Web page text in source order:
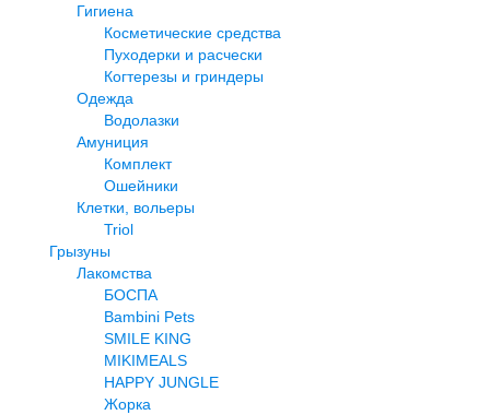
Гигиена
Косметические средства
Пуходерки и расчески
Когтерезы и гриндеры
Одежда
Водолазки
Амуниция
Комплект
Ошейники
Клетки, вольеры
Triol
Грызуны
Лакомства
БОСПА
Bambini Pets
SMILE KING
MIKIMEALS
HAPPY JUNGLE
Жорка